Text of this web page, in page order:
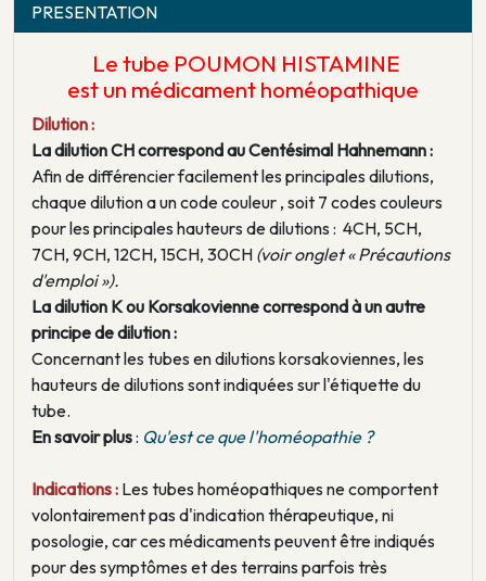
PRESENTATION
Le tube POUMON HISTAMINE
est un médicament homéopathique
Dilution :
La dilution CH correspond au Centésimal Hahnemann :
Afin de différencier facilement les principales dilutions,
chaque dilution a un code couleur , soit 7 codes couleurs
pour les principales hauteurs de dilutions : 4CH, 5CH,
7CH, 9CH, 12CH, 15CH, 30CH (voir onglet « Précautions
d'emploi »).
La dilution K ou Korsakovienne correspond à un autre
principe de dilution :
Concernant les tubes en dilutions korsakoviennes, les
hauteurs de dilutions sont indiquées sur l'étiquette du
tube.
En savoir plus: Qu'est ce que l'homéopathie ?
Indications : Les tubes homéopathiques ne comportent
volontairement pas d'indication thérapeutique, ni
posologie, car ces médicaments peuvent être indiqués
pour des symptômes et des terrains parfois très